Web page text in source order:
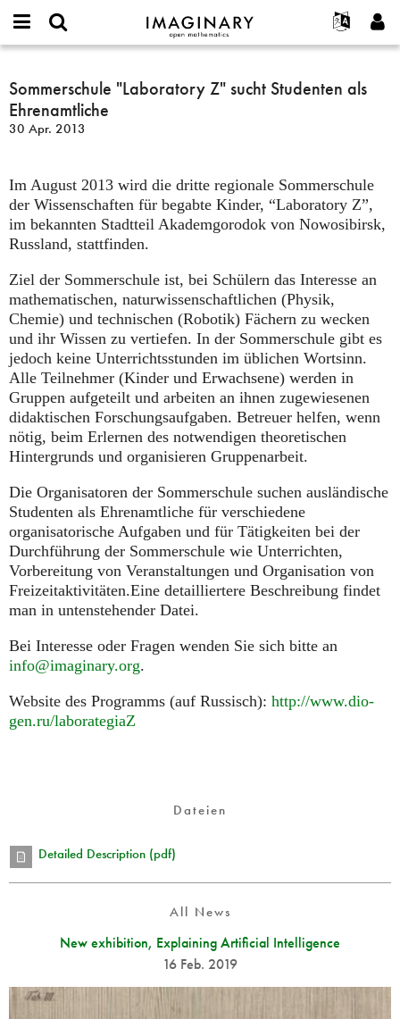
IMAGINARY
open
Français
Türkçe
Programme
Texte
Ausstellungen
Projekte
or
username
*
Passwort
*
Neues Benutzerkonto erstellen
Neues Passwort anfordern
Suche
Sommerschule
"Laboratory
Z"
sucht
als
Ehrenamtliche
Sommerschule "Laboratory Z" sucht Studenten als
Ehrenamtliche
30 Apr. 2013
Im August 2013 wird die dritte regionale Sommerschule
der Wissenschaften für begabte Kinder, “Laboratory Z”,
im bekannten Stadtteil Akademgorodok von Nowosibirsk,
Russland, stattfinden.
Ziel der Sommerschule ist, bei Schülern das Interesse an
mathematischen, naturwissenschaftlichen (Physik,
Chemie) und technischen (Robotik) Fächern zu wecken
und ihr Wissen zu vertiefen. In der Sommerschule gibt es
jedoch keine Unterrichtsstunden im üblichen Wortsinn.
Alle Teilnehmer (Kinder und Erwachsene) werden in
Gruppen aufgeteilt und arbeiten an ihnen zugewiesenen
didaktischen Forschungsaufgaben. Betreuer helfen, wenn
nötig, beim Erlernen des notwendigen theoretischen
Hintergrunds und organisieren Gruppenarbeit.
Die Organisatoren der Sommerschule suchen ausländische
Studenten als Ehrenamtliche für verschiedene
organisatorische Aufgaben und für Tätigkeiten bei der
Durchführung der Sommerschule wie Unterrichten,
Vorbereitung von Veranstaltungen und Organisation von
Freizeitaktivitäten.Eine detailliertere Beschreibung findet
man in untenstehender Datei.
Bei Interesse oder Fragen wenden Sie sich bitte an
info@imaginary.org.
Website des Programms (auf Russisch): http://www.dio-
gen.ru/laborategiaZ
Dateien
Detailed Description (pdf)
All News
New exhibition, Explaining Artificial Intelligence
16 Feb. 2019